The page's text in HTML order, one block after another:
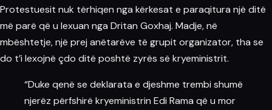
Protestuesit nuk tërhiqen nga kërkesat e paraqitura një ditë
më parë që u lexuan nga Dritan Goxhaj. Madje, në
mbështetje, një prej anëtarëve të grupit organizator, tha se
do t’i lexojnë çdo ditë poshtë zyrës së kryeministrit.
“Duke qenë se deklarata e djeshme trembi shumë
njerëz përfshirë kryeministrin Edi Rama që u mor